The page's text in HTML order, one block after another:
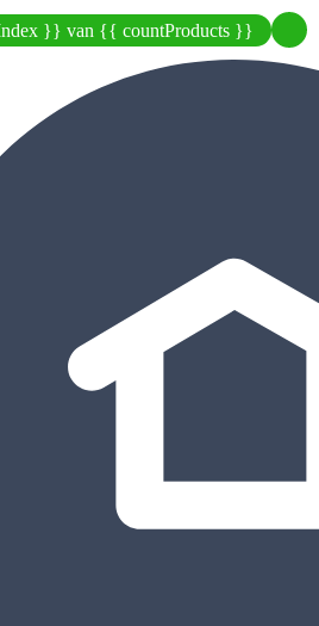
}} van {{ countProducts }}